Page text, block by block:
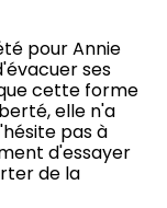
pour Annie
ses
cette forme
elle n'a
pas à
d'essayer
de la